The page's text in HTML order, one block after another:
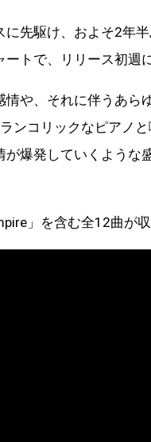
に先駆け、およそ2年
トで、リリース初週
情や、それに伴うあら
ランコリックなピアノ
が爆発していくような
」を含む全12曲が収